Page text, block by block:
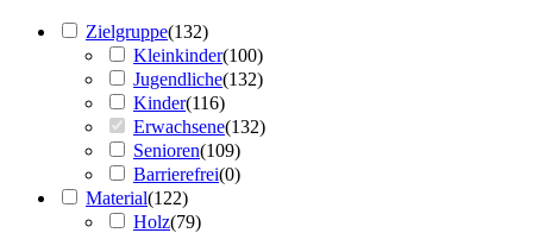
Zielgruppe(132)
Kleinkinder(100)
Jugendliche(132)
Kinder(116)
Erwachsene(132)
Senioren(109)
Barrierefrei(0)
Material(122)
Holz(79)